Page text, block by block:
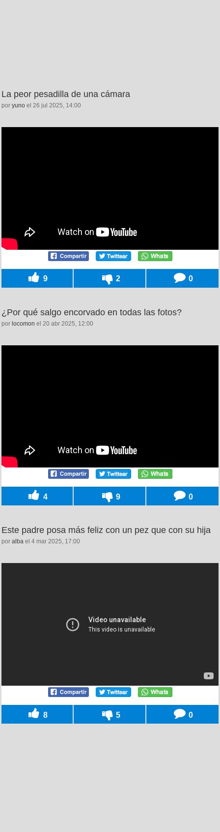
La peor pesadilla de una cámara
por yuno el 26 jul 2025, 14:00
9 2 0
¿Por qué salgo encorvado en todas las fotos?
por locomon el 20 abr 2025, 12:00
4 9 0
Este padre posa más feliz con un pez que con su hija
por alba el 4 mar 2025, 17:00
8 5 0